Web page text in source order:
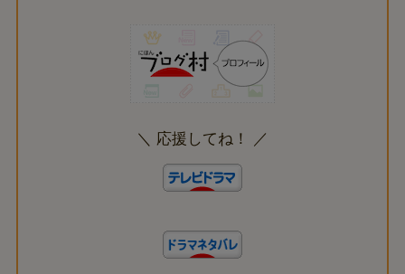
＼ 応援してね！ ／